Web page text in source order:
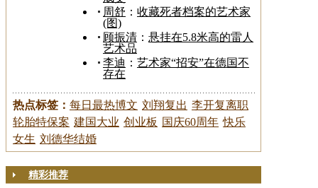
周舒 ： 收藏死者档案的艺术家
(图)
顾振清 ： 悬挂在5.8米高的雷人
艺术品
李迪 ： 艺术家“招安”在德国不
存在
热点标签： 每日最热博文 刘翔复出 李开复离职
轮胎特保案 建国大业 创业板 国庆60周年 快乐
女生 刘德华结婚
精彩推荐